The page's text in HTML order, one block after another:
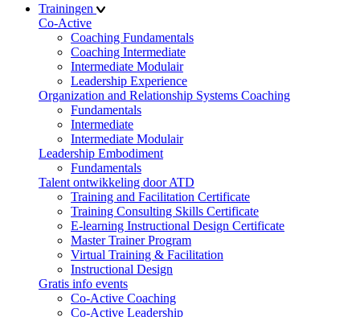
Trainingen
Co-Active
Coaching Fundamentals
Coaching Intermediate
Intermediate Modulair
Leadership Experience
Organization and Relationship Systems Coaching
Fundamentals
Intermediate
Intermediate Modulair
Leadership Embodiment
Fundamentals
Talent ontwikkeling door ATD
Training and Facilitation Certificate
Training Consulting Skills Certificate
E-learning Instructional Design Certificate
Master Trainer Program
Virtual Training & Facilitation
Instructional Design
Gratis info events
Co-Active Coaching
Co-Active Leadership